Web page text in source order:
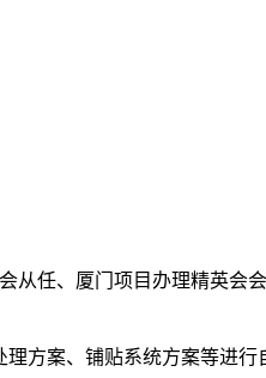
从任、厦门项目办理精英会
案、铺贴系统方案等进行